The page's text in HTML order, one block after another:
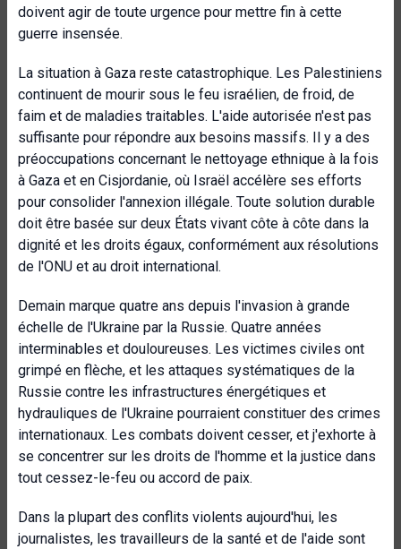
doivent agir de toute urgence pour mettre fin à cette
guerre insensée.
La situation à Gaza reste catastrophique. Les Palestiniens
continuent de mourir sous le feu israélien, de froid, de
faim et de maladies traitables. L'aide autorisée n'est pas
suffisante pour répondre aux besoins massifs. Il y a des
préoccupations concernant le nettoyage ethnique à la fois
à Gaza et en Cisjordanie, où Israël accélère ses efforts
pour consolider l'annexion illégale. Toute solution durable
doit être basée sur deux États vivant côte à côte dans la
dignité et les droits égaux, conformément aux résolutions
de l'ONU et au droit international.
Demain marque quatre ans depuis l'invasion à grande
échelle de l'Ukraine par la Russie. Quatre années
interminables et douloureuses. Les victimes civiles ont
grimpé en flèche, et les attaques systématiques de la
Russie contre les infrastructures énergétiques et
hydrauliques de l'Ukraine pourraient constituer des crimes
internationaux. Les combats doivent cesser, et j'exhorte à
se concentrer sur les droits de l'homme et la justice dans
tout cessez-le-feu ou accord de paix.
Dans la plupart des conflits violents aujourd'hui, les
journalistes, les travailleurs de la santé et de l'aide sont